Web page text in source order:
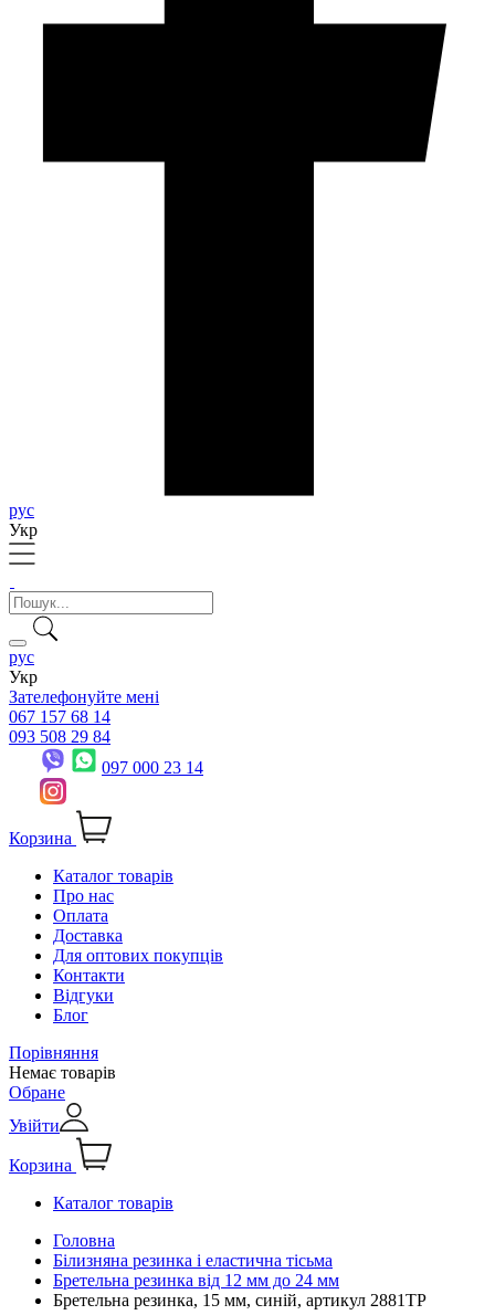
рус
Укр
рус
Укр
Зателефонуйте мені
067 157 68 14
093 508 29 84
097 000 23 14
Корзина
Каталог товарів
Про нас
Оплата
Доставка
Для оптових покупців
Контакти
Відгуки
Блог
Порівняння
Немає товарів
Обране
Увійти
Корзина
Каталог товарів
Головна
Білизняна резинка і еластична тісьма
Бретельна резинка від 12 мм до 24 мм
Бретельна резинка, 15 мм, синій, артикул 2881ТР